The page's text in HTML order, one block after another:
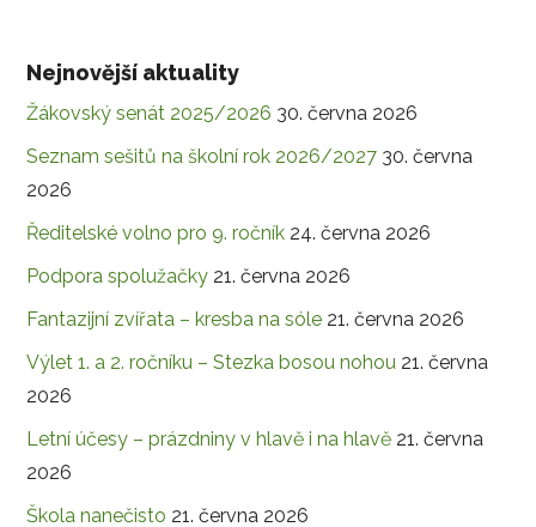
Nejnovější aktuality
Žákovský senát 2025/2026 30. června 2026
Seznam sešitů na školní rok 2026/2027 30. června
2026
Ředitelské volno pro 9. ročník 24. června 2026
Podpora spolužačky 21. června 2026
Fantazijní zvířata – kresba na sóle 21. června 2026
Výlet 1. a 2. ročníku – Stezka bosou nohou 21. června
2026
Letní účesy – prázdniny v hlavě i na hlavě 21. června
2026
Škola nanečisto 21. června 2026